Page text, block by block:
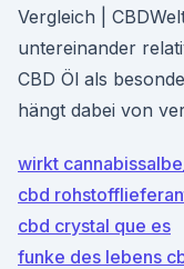
Vergleich |
untereinander
CBD Öl als
hängt dabei von
wirkt
cbd
cbd crystal que es
funke des lebens